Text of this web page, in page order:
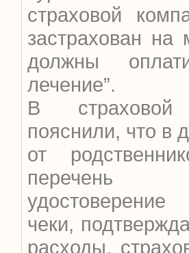
страховой
застрахован на
должны
лечение”.
В
пояснили, что в
от
перечень
чеки,
расходы,